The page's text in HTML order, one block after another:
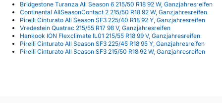
Bridgestone Turanza All Season 6 215/50 R18 92 W, Ganzjahresreifen
Continental AllSeasonContact 2 215/50 R18 92 W, Ganzjahresreifen
Pirelli Cinturato All Season SF3 225/40 R18 92 Y, Ganzjahresreifen
Vredestein Quatrac 215/55 R17 98 V, Ganzjahresreifen
Hankook ION Flexclimate IL01 215/55 R18 99 V, Ganzjahresreifen
Pirelli Cinturato All Season SF3 225/45 R18 95 Y, Ganzjahresreifen
Pirelli Cinturato All Season SF3 215/50 R18 92 W, Ganzjahresreifen